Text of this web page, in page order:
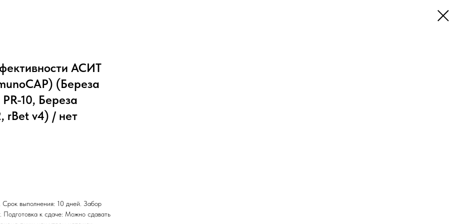
АСИТ
(Береза
10, Береза
rBet v4) / нет
Срок выполнения: 10 дней. Забор
Подготовка к сдаче: Можно сдавать